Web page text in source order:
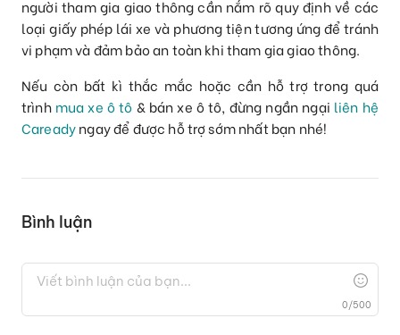
người tham gia giao thông cần nắm rõ quy định về các
loại giấy phép lái xe và phương tiện tương ứng để tránh
vi phạm và đảm bảo an toàn khi tham gia giao thông.
Nếu còn bất kì thắc mắc hoặc cần hỗ trợ trong quá
trình mua xe ô tô & bán xe ô tô, đừng ngần ngại liên hệ
Careadyngay để được hỗ trợ sớm nhất bạn nhé!
Bình luận
0/500